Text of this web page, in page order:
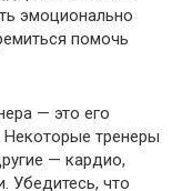
эмоционально
помочь
— это его
тренеры
— кардио,
Убедитесь, что